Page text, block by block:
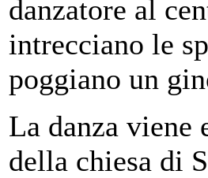
danzatore al
intrecciano le
poggiano un
La danza viene
della chiesa di